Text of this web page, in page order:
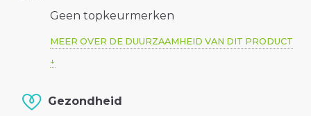
Geen topkeurmerken
MEER OVER DE DUURZAAMHEID VAN DIT PRODUCT
Gezondheid